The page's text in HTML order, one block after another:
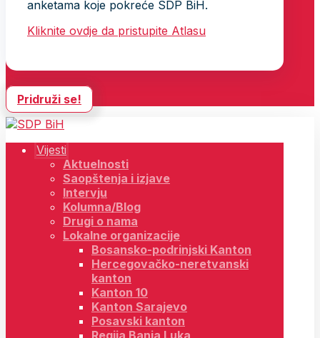
anketama koje pokreće SDP BiH.
Kliknite ovdje da pristupite Atlasu
Pridruži se!
Vijesti
Aktuelnosti
Saopštenja i izjave
Intervju
Kolumna/Blog
Drugi o nama
Lokalne organizacije
Bosansko-podrinjski Kanton
Hercegovačko-neretvanski
kanton
Kanton 10
Kanton Sarajevo
Posavski kanton
Regija Banja Luka